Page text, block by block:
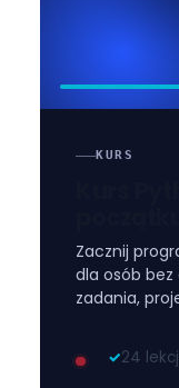
KURS
Zacznij
dla osób bez
zadania,
✓24